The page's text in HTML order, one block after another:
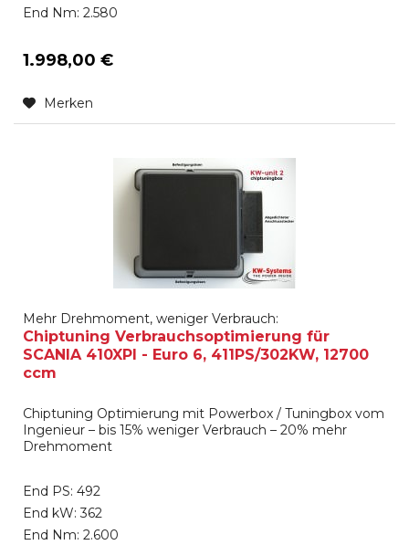
End Nm: 2.580
1.998,00 €
Merken
Mehr Drehmoment, weniger Verbrauch:
Chiptuning Verbrauchsoptimierung für
SCANIA 410XPI - Euro 6, 411PS/302KW, 12700
ccm
Chiptuning Optimierung mit Powerbox / Tuningbox vom
Ingenieur – bis 15% weniger Verbrauch – 20% mehr
Drehmoment
End PS: 492
End kW: 362
End Nm: 2.600